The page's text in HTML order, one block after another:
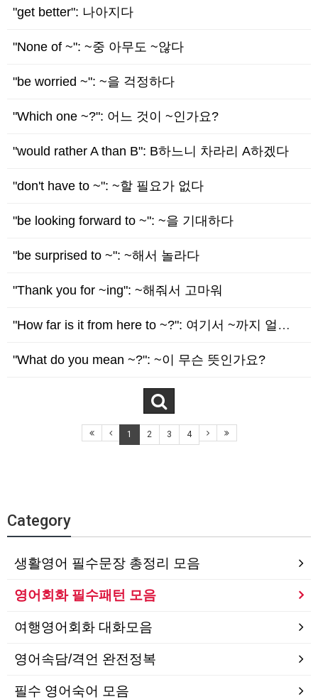
"get better": 나아지다
"None of ~": ~중 아무도 ~않다
"be worried ~": ~을 걱정하다
"Which one ~?": 어느 것이 ~인가요?
"would rather A than B": B하느니 차라리 A하겠다
"don't have to ~": ~할 필요가 없다
"be looking forward to ~": ~을 기대하다
"be surprised to ~": ~해서 놀라다
"Thank you for ~ing": ~해줘서 고마워
"How far is it from here to ~?": 여기서 ~까지 얼마나 먼가요?
"What do you mean ~?": ~이 무슨 뜻인가요?
1 2 3 4
Category
생활영어 필수문장 총정리 모음
영어회화 필수패턴 모음
여행영어회화 대화모음
영어속담/격언 완전정복
필수 영어숙어 모음